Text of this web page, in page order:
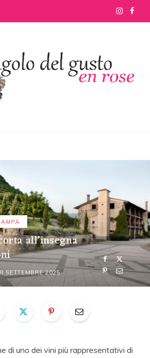
I
t e
all’insegna
8 SETTEMBRE 2025
di uno dei vini più rappresentativi di